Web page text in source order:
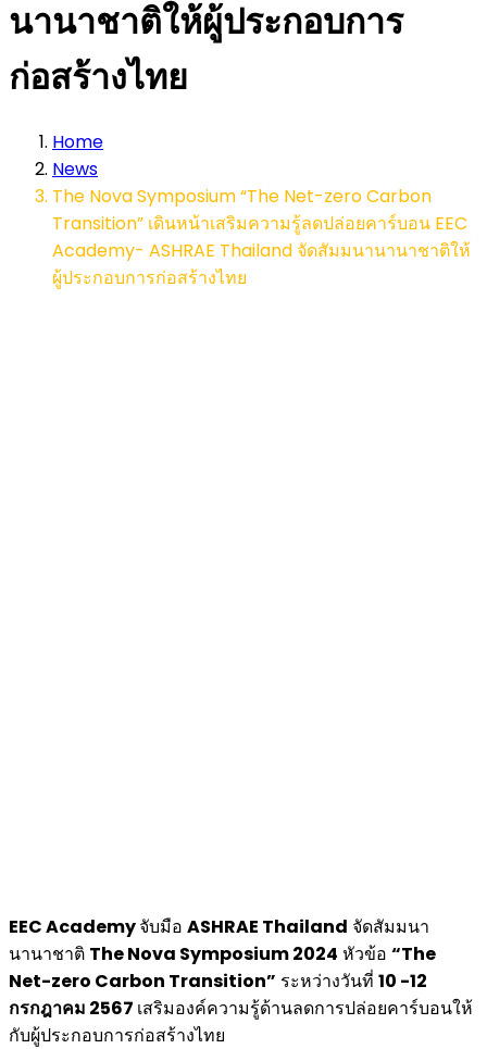
นานาชาติให้ผู้ประกอบการ
ก่อสร้างไทย
Home
News
The Nova Symposium “The Net-zero Carbon
Transition” เดินหน้าเสริมความรู้ลดปล่อยคาร์บอน EEC
Academy- ASHRAE Thailand จัดสัมมนานานาชาติให้
ผู้ประกอบการก่อสร้างไทย
EEC Academyจับมือ ASHRAE Thailand จัดสัมมนา
นานาชาติ The Nova Symposium 2024 หัวข้อ “The
Net-zero Carbon Transition” ระหว่างวันที่ 10 -12
กรกฎาคม 2567 เสริมองค์ความรู้ด้านลดการปล่อยคาร์บอนให้
กับผู้ประกอบการก่อสร้างไทย